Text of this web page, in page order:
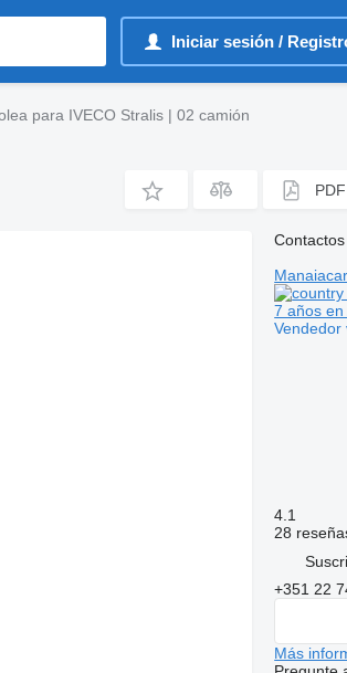
Iniciar sesión /
para IVECO Stralis | 02 camión
PDF
Manaiacar
7 años en
Vendedor
4.1
28
+351 22
Más